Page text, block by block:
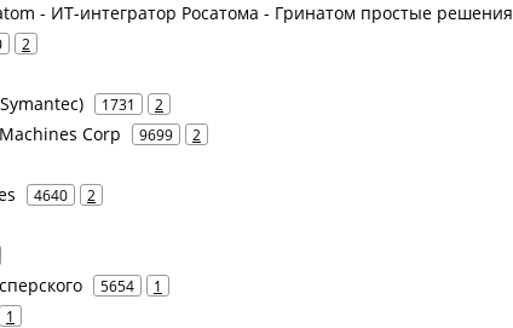
- ИТ-интегратор Росатома - Гринатом простые решения
2
1731 2
Corp 9699 2
4640 2
5654 1
1